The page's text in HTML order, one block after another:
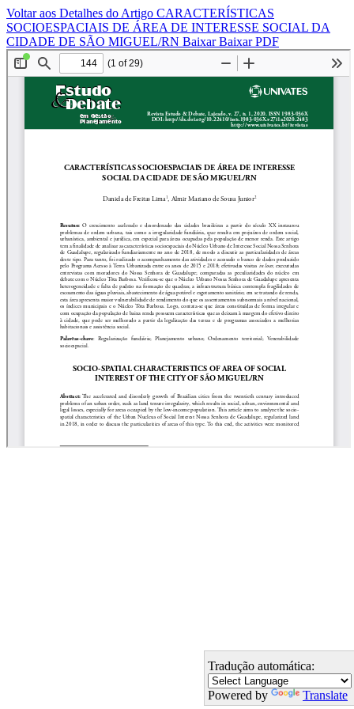
Voltar aos Detalhes do Artigo CARACTERÍSTICAS
SOCIOESPACIAIS DE ÁREA DE INTERESSE SOCIAL DA
CIDADE DE SÃO MIGUEL/RN BaixarBaixar PDF
Tradução automática:
Powered by Translate